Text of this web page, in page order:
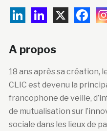
A propos
18 ans après sa création,
CLIC est devenu la
francophone de veille,
de mutualisation sur
sociale dans les lieux de